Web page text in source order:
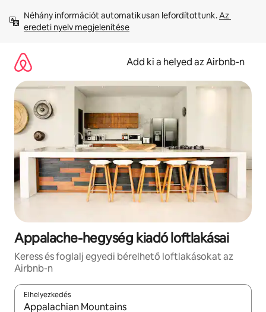
tartalomra
Néhány információt automatikusan lefordítottunk. Az
eredeti nyelv megjelenítése
Add ki a helyed az Airbnb-n
Appalache-hegység kiadó loftlakásai
Keress és foglalj egyedi bérelhető loftlakásokat az
Airbnb-n
Elhelyezkedés
Az eredmények között a felfelé és a lefelé nyíllal